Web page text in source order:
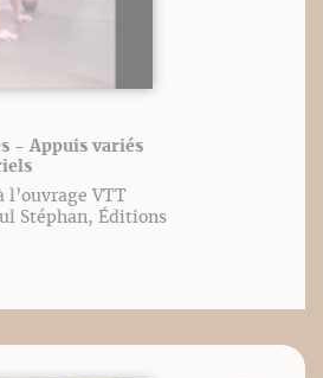
- Appuis variés
l’ouvrage VTT
Stéphan, Éditions